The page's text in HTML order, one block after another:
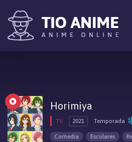
Horimiya
TV 2021 Temporada
Comedia Escolares